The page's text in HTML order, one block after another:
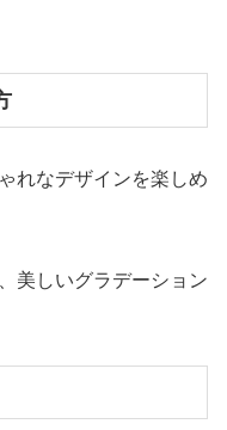
れなデザインを楽しめ
美しいグラデーション